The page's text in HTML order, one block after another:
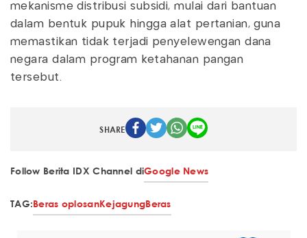
mekanisme distribusi subsidi, mulai dari bantuan
dalam bentuk pupuk hingga alat pertanian, guna
memastikan tidak terjadi penyelewengan dana
negara dalam program ketahanan pangan
tersebut.
SHARE
Follow Berita IDX Channel diGoogle News
TAG:Beras oplosanKejagungBeras